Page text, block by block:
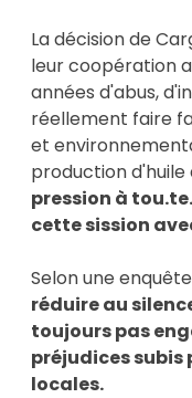
La décision de
leur coopération
années d'abus,
réellement faire
et
production d'huile
pression à
cette sission
Selon une
réduire au
toujours pas
préjudices subis
locales.